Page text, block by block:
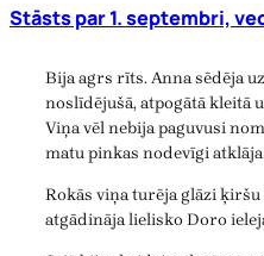
Stāsts par 1. septembri,
Bija agrs rīts. Anna sēdēja
noslīdējušā, atpogātā kleitā
Viņa vēl nebija paguvusi
matu pinkas nodevīgi
Rokās viņa turēja glāzi ķiršu
atgādināja lielisko Doro